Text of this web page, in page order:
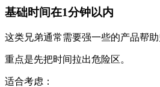
基础时间在1分钟以内
这类兄弟通常需要强一些的产品帮助
重点是先把时间拉出危险区。
适合考虑：